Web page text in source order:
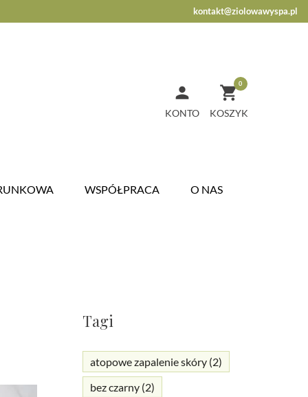
kontakt@ziolowawyspa.pl
0

KONTO
WSPÓŁPRACA O NAS
Tagi
atopowe zapalenie skóry(2)
bez czarny(2)